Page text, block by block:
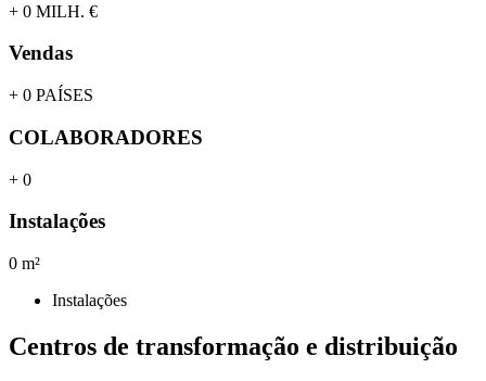
+ 0 MILH. €
Vendas
+ 0 PAÍSES
COLABORADORES
+ 0
Instalações
0 m²
Instalações
Centros de transformação e distribuição